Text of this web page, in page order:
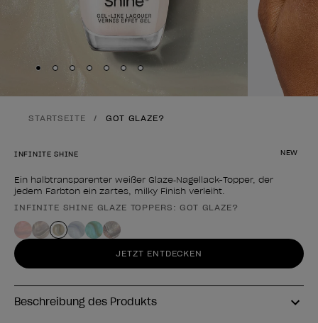
Skip to slide
Skip to slide
Skip to slide
Skip to slide
Skip to slide
Skip to slide
Skip to slide
STARTSEITE GOT GLAZE?
NEW
INFINITE SHINE
Ein halbtransparenter weißer Glaze‑Nagellack-Topper, der
jedem Farbton ein zartes, milky Finish verleiht.
Form des Produkts
INFINITE SHINE GLAZE TOPPERS: GOT GLAZE?
JETZT ENTDECKEN
Beschreibung des Produkts